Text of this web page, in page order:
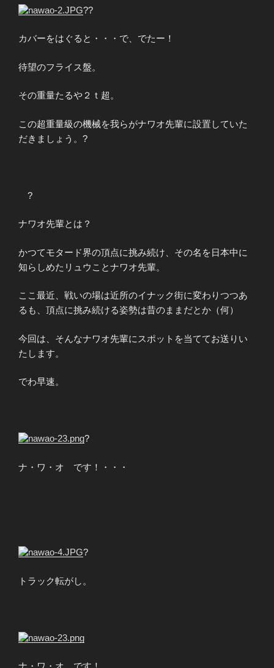
??
カバーをはぐると・・・で、でたー！
待望のフライス盤。
その重量たるや２ｔ超。
この超重量級の機械を我らがナワオ先輩に設置していた
だきましょう。 ?
?
ナワオ先輩とは？
かつてモタード界の頂点に挑み続け、その名を日本中に
知らしめたリュウことナワオ先輩。
ここ最近、戦いの場は近所のイナック街に変わりつつあ
るも、頂点に挑み続ける姿勢は昔のままだとか（何）
今回は、そんなナワオ先輩にスポットを当ててお送りい
たします。
でわ早速。
?
ナ・ワ・オ です！・・・
?
トラック転がし。